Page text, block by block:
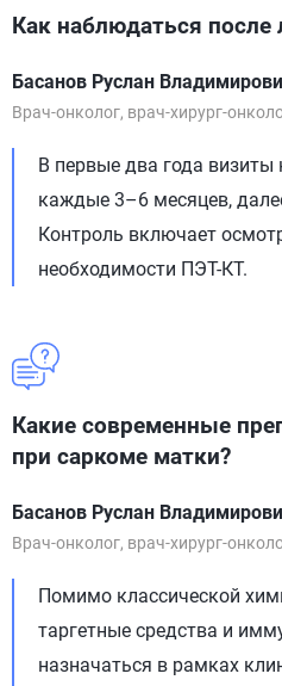
Как наблюдаться после
Басанов Руслан
Врач-онколог, врач-хирург-
В первые два года визиты
каждые 3–6 месяцев,
Контроль включает
необходимости ПЭТ-КТ.
Какие современные
при саркоме матки?
Басанов Руслан
Врач-онколог, врач-хирург-
Помимо классической
таргетные средства и
назначаться в рамках